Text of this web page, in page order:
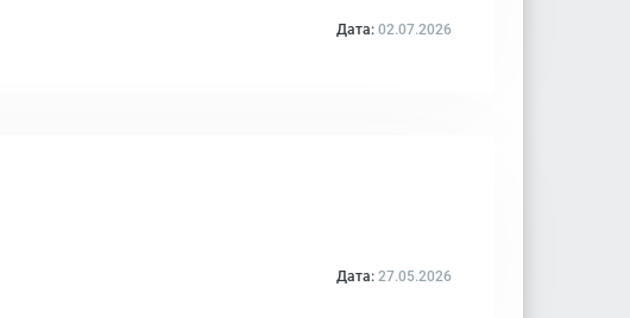
Дата: 02.07.2026
Дата: 27.05.2026